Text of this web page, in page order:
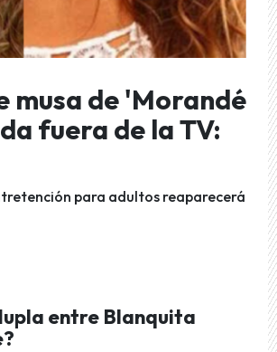
musa de 'Morandé
fuera de la TV:
para adultos reaparecerá
entre Blanquita